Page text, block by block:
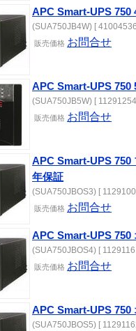
APC Smart-UPS 750
(SUA750JB4W) [
販売価格 お問合せ
APC Smart-UPS 750
(SUA750JB5W) [
販売価格 お問合せ
APC Smart-UPS
年保証
(SUA750JBOS3) [
販売価格 お問合せ
APC Smart-UPS 750
(SUA750JBOS4) [
販売価格 お問合せ
APC Smart-UPS 750
(SUA750JBOS5) [